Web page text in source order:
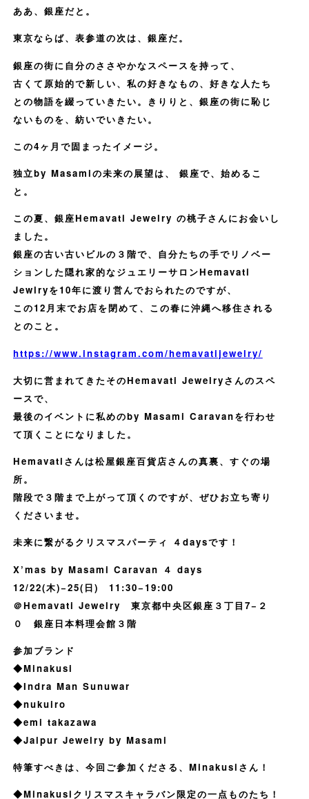
ああ、銀座だと。
東京ならば、表参道の次は、銀座だ。
銀座の街に自分のささやかなスペースを持って、
古くて原始的で新しい、私の好きなもの、好きな人たち
との物語を綴っていきたい。きりりと、銀座の街に恥じ
ないものを、紡いでいきたい。
この4ヶ月で固まったイメージ。
独立by Masamiの未来の展望は、 銀座で、始めるこ
と。
この夏、銀座Hemavati Jewelry の桃子さんにお会いし
ました。
銀座の古い古いビルの３階で、自分たちの手でリノベー
ションした隠れ家的なジュエリーサロンHemavati
Jewlryを10年に渡り営んでおられたのですが、
この12月末でお店を閉めて、この春に沖縄へ移住される
とのこと。
https://www.instagram.com/hemavatijewelry/
大切に営まれてきたそのHemavati Jewelryさんのスペ
ースで、
最後のイベントに私めのby Masami Caravanを行わせ
て頂くことになりました。
Hemavatiさんは松屋銀座百貨店さんの真裏、すぐの場
所。
階段で３階まで上がって頂くのですが、ぜひお立ち寄り
くださいませ。
未来に繋がるクリスマスパーティ ４daysです！
X’mas by Masami Caravan ４ days
12/22(木)−25(日) 11:30−19:00
＠Hemavati Jewelry 東京都中央区銀座３丁目7−２
０ 銀座日本料理会館３階
参加ブランド
◆Minakusi
◆Indra Man Sunuwar
◆nukuiro
◆emi takazawa
◆Jaipur Jewelry by Masami
特筆すべきは、今回ご参加くださる、Minakusiさん！
◆Minakusiクリスマスキャラバン限定の一点ものたち！